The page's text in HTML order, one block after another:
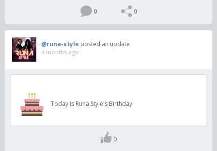
0 0
@runa-style posted an update
4 months ago
Today is Runa Style's Birthday
0